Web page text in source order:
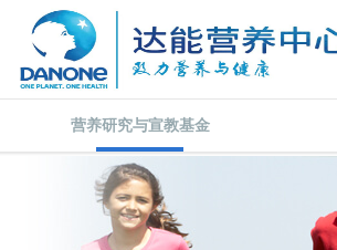
营养研究与宣教基金